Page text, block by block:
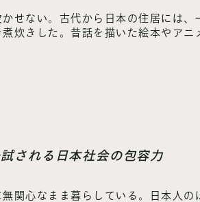
せない。古代から日本の住居には
炊きした。昔話を描いた絵本やアニ
される日本社会の包容力
関心なまま暮らしている。日本人